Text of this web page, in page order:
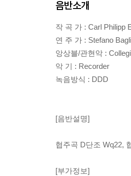
음반소개
작 곡 가 : Carl Philipp
연 주 가 : Stefano
앙상블/관현악 :
악 기 : Recorder
녹음방식 : DDD
[음반설명]
협주곡 D단조 Wq22,
[부가정보]